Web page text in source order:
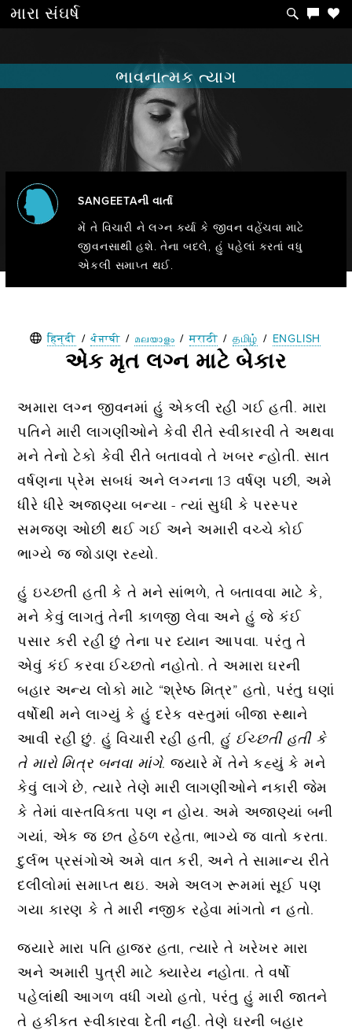
મારા સંઘર્ષ
ભાવનાત્મક ત્યાગ
SANGEETAની વાર્તા
મેં તે વિચારી ને લગ્ન કર્યા કે જીવન વહેંચવા માટે
જીવનસાથી હશે. તેના બદલે, હું પહેલાં કરતાં વધુ
એકલી સમાપ્ત થઈ.
हिन्दी / ਪੰਜਾਬੀ / മലയാളം / मराठी / தமிழ் / ENGLISH
એક મૃત લગ્ન માટે બેકાર
અમારા લગ્ન જીવનમાં હું એકલી રહી ગઈ હતી. મારા
પતિને મારી લાગણીઓને કેવી રીતે સ્વીકારવી તે અથવા
મને તેનો ટેકો કેવી રીતે બતાવવો તે ખબર ન્હોતી. સાત
વર્ષણના પ્રેમ સબધં અને લગ્નના 13 વર્ષણ પછી, અમે
ધીરે ધીરે અજાણ્યા બન્યા - ત્યાં સુધી કે પરસ્પર
સમજણ ઓછી થઈ ગઈ અને અમારી વચ્ચે કોઈ
ભાગ્યે જ જોડાણ રહ્યો.
હું ઇચ્છતી હતી કે તે મને સાંભળે, તે બતાવવા માટે કે,
મને કેવું લાગતું તેની કાળજી લેવા અને હું જે કંઈ
પસાર કરી રહી છું તેના પર ધ્યાન આપવા. પરંતુ તે
એવું કંઈ કરવા ઈચ્છતો નહોતો. તે અમારા ઘરની
બહાર અન્ય લોકો માટે “શ્રેષ્ઠ મિત્ર” હતો, પરંતુ ઘણાં
વર્ષોથી મને લાગ્યું કે હું દરેક વસ્તુમાં બીજા સ્થાને
આવી રહી છું. હું વિચારી રહી હતી, હું ઈચ્છતી હતી કે
તે મારો મિત્ર બનવા માંગે. જ્યારે મેં તેને કહ્યું કે મને
કેવું લાગે છે, ત્યારે તેણે મારી લાગણીઓને નકારી જેમ
કે તેમાં વાસ્તવિકતા પણ ન હોય. અમે અજાણ્યાં બની
ગયાં, એક જ છત હેઠળ રહેતા, ભાગ્યે જ વાતો કરતા.
દુર્લભ પ્રસંગોએ અમે વાત કરી, અને તે સામાન્ય રીતે
દલીલોમાં સમાપ્ત થઇ. અમે અલગ રૂમમાં સૂઈ પણ
ગયા કારણ કે તે મારી નજીક રહેવા માંગતો ન હતો.
જ્યારે મારા પતિ હાજર હતા, ત્યારે તે ખરેખર મારા
અને અમારી પુત્રી માટે ક્યારેય નહોતા. તે વર્ષો
પહેલાંથી આગળ વધી ગયો હતો, પરંતુ હું મારી જાતને
તે હકીકત સ્વીકારવા દેતી નહીં. તેણે ઘરની બહાર